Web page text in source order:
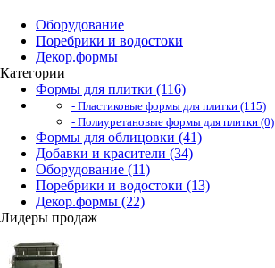
Оборудование
Поребрики и водостоки
Декор.формы
Категории
Формы для плитки (116)
- Пластиковые формы для плитки (115)
- Полиуретановые формы для плитки (0)
Формы для облицовки (41)
Добавки и красители (34)
Оборудование (11)
Поребрики и водостоки (13)
Декор.формы (22)
Лидеры продаж